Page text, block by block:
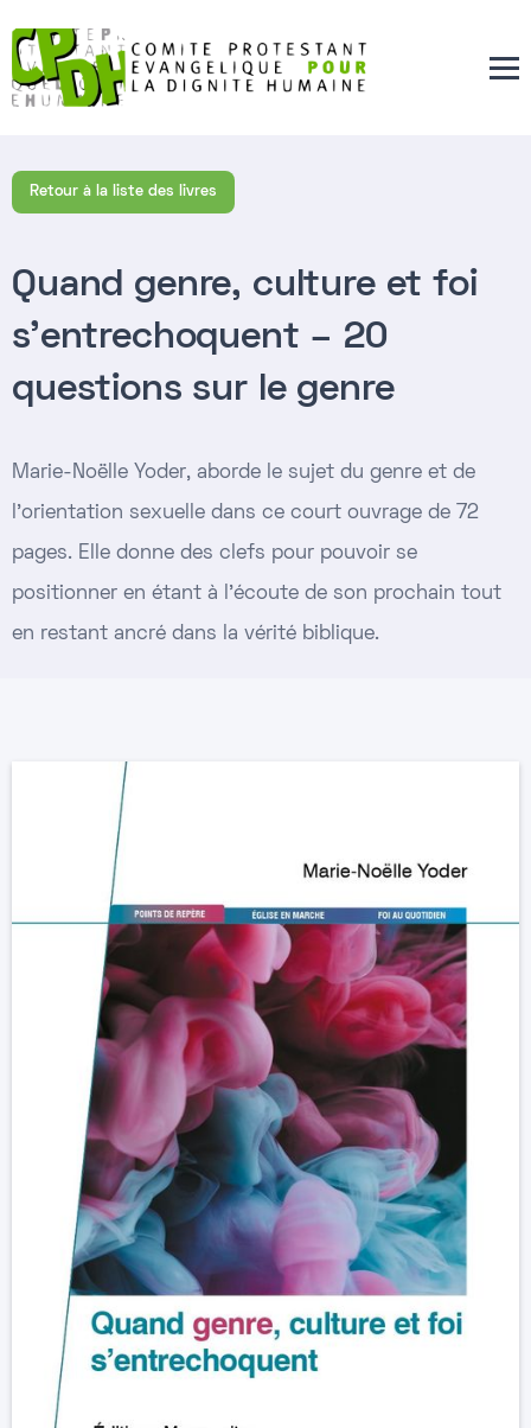
Retour à la liste des livres
Quand genre, culture et foi
s’entrechoquent – 20
questions sur le genre
Marie-Noëlle Yoder, aborde le sujet du genre et de
l'orientation sexuelle dans ce court ouvrage de 72
pages. Elle donne des clefs pour pouvoir se
positionner en étant à l'écoute de son prochain tout
en restant ancré dans la vérité biblique.